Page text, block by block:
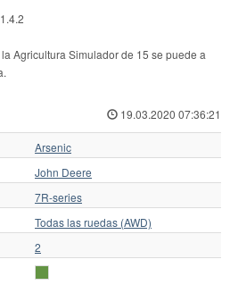
Agricultura Simulador de 15 se puede a
19.03.2020 07:36:21
Arsenic
John Deere
7R-series
Todas las ruedas (AWD)
2